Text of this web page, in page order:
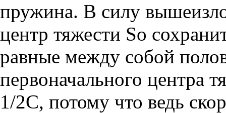
пружина. В силу
центр тяжести Sо
равные между собой
первоначального центра
1/2С, потому что ведь